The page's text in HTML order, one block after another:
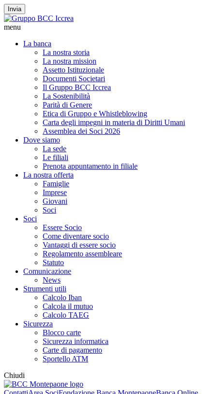
Invia
menu
La banca
La nostra storia
La nostra mission
Assetto Istituzionale
Documenti Societari
Il Gruppo BCC Iccrea
La Sostenibilità
Parità di Genere
Etica di Gruppo e Whistleblowing
Carta degli impegni in materia di Diritti Umani
Assemblea dei Soci 2026
Dove siamo
La sede
Le filiali
Prenota appuntamento in filiale
La nostra offerta
Famiglie
Imprese
Giovani
Soci
Soci
Essere Socio
Come diventare socio
Vantaggi di essere socio
Regolamento assembleare
Statuto
Comunicazione
News
Strumenti utili
Calcolo Iban
Calcola il mutuo
Calcolo TAEG
Sicurezza
Blocco carte
Sicurezza informatica
Carte di pagamento
Sportello ATM
Chiudi